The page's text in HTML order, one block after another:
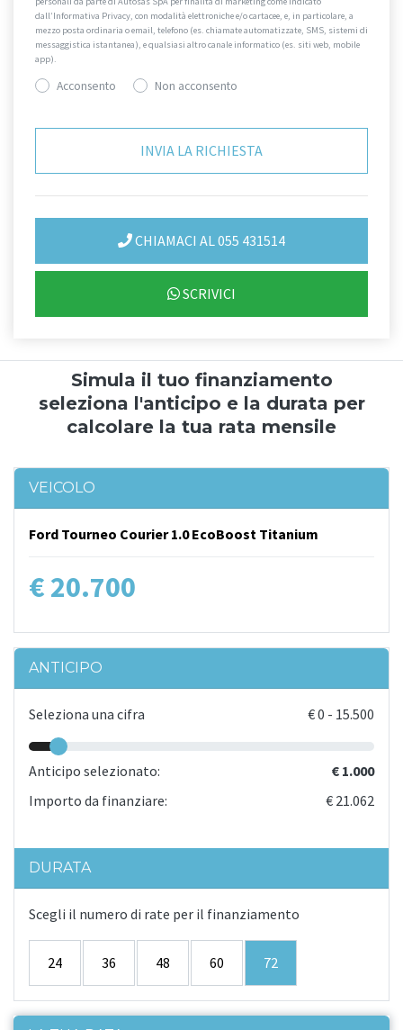
dall’Informativa Privacy, con modalità elettroniche e/o cartacee, e, in particolare, a
mezzo posta ordinaria o email, telefono (es. chiamate automatizzate, SMS, sistemi di
messaggistica istantanea), e qualsiasi altro canale informatico (es. siti web, mobile
app).
Acconsento Non acconsento
CHIAMACI AL 055 431514
SCRIVICI
Simula il tuo finanziamento
seleziona l'anticipo e la durata per
calcolare la tua rata mensile
VEICOLO
Ford Tourneo Courier 1.0 EcoBoost Titanium
€ 20.700
ANTICIPO
Seleziona una cifra €0 - 15.500
Anticipo selezionato:
€ 1.000
Importo da finanziare:
€ 21.062
DURATA
Scegli il numero di rate per il finanziamento
24 36 48 60 72